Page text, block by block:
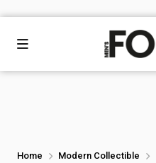
Home Modern Collectible